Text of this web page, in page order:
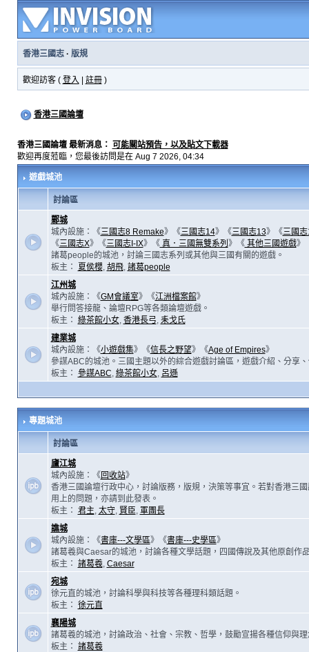
香港三國志· 版規
歡迎訪客 ( 登入 註冊)
香港三國論壇
香港三國論壇 最新消息： 可能關站預告，以及貼文下載器
歡迎再度蒞臨，您最後訪問是在 Aug 7 2026, 04:34
遊戲城池
討論區
鄴城
城內設施：《三國志8 Remake》《三國志14》《三國志13》《三國
《三國志X》《三國志I-IX》《真．三國無雙系列 》《其他三國遊戲》
諸葛people的城池，討論三國志系列或其他與三國有關的遊戲。
板主：
夏侯櫻, 胡飛, 諸葛people
江州城
城內設施：《GM會議室》《江洲檔案館》
舉行問答接龍、論壇RPG等各類論壇遊戲。
板主： 綠茶館小女, 香港長弓, 耒戈氏
建業城
城內設施：《小遊戲集》《信長之野望》《Age of Empires》
參謀ABC的城池。三國主題以外的綜合遊戲討論區，遊戲介紹、分享
板主： 參謀ABC, 綠茶館小女, 呂遜
專題城池
討論區
廬江城
城內設施：《回收站》
香港三國論壇行政中心，討論版務，版規，決策等事宜。若對香港三
用上的問題，亦請到此發表。
板主： 君主, 太守, 賢臣, 軍團長
譙城
城內設施：《書庫---文學區》《書庫---史學區》
諸葛羲與Caesar的城池，討論各種文學話題，四國傳說及其他原創作
板主： 諸葛羲, Caesar
宛城
徐元直的城池，討論科學與科技等各種理科類話題。
板主： 徐元直
襄陽城
諸葛羲的城池，討論政治、社會、宗教、哲學，鼓勵宣揚各種信仰與理
板主： 諸葛羲